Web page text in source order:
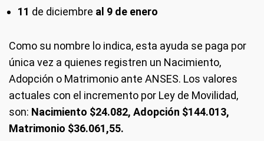
11 de diciembre al 9 de enero
Como su nombre lo indica, esta ayuda se paga por
única vez a quienes registren un Nacimiento,
Adopción o Matrimonio ante ANSES. Los valores
actuales con el incremento por Ley de Movilidad,
son: Nacimiento $24.082, Adopción $144.013,
Matrimonio $36.061,55.